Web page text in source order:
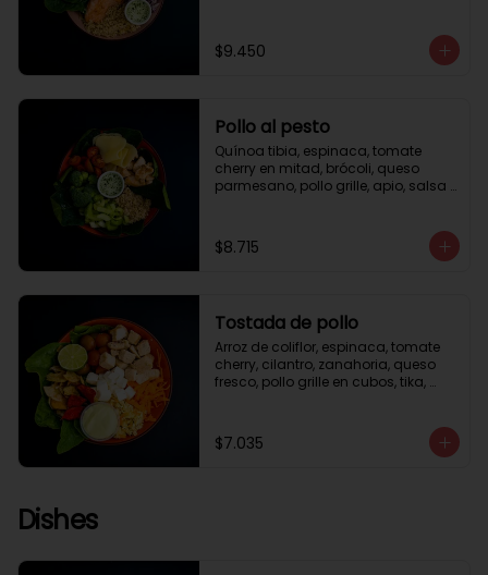
$9.450
Pollo al pesto
Quínoa tibia, espinaca, tomate
cherry en mitad, brócoli, queso
parmesano, pollo grille, apio, salsa
$8.715
Tostada de pollo
Arroz de coliflor, espinaca, tomate
cherry, cilantro, zanahoria, queso
fresco, pollo grille en cubos, tika,
$7.035
Dishes